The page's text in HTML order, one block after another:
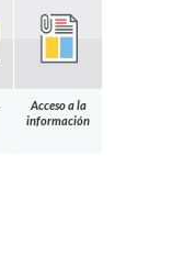
Acceso a la
información